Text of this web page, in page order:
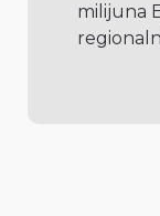
milijuna